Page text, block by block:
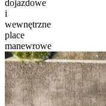
dojazdowe
i
wewnętrzne
place
manewrowe